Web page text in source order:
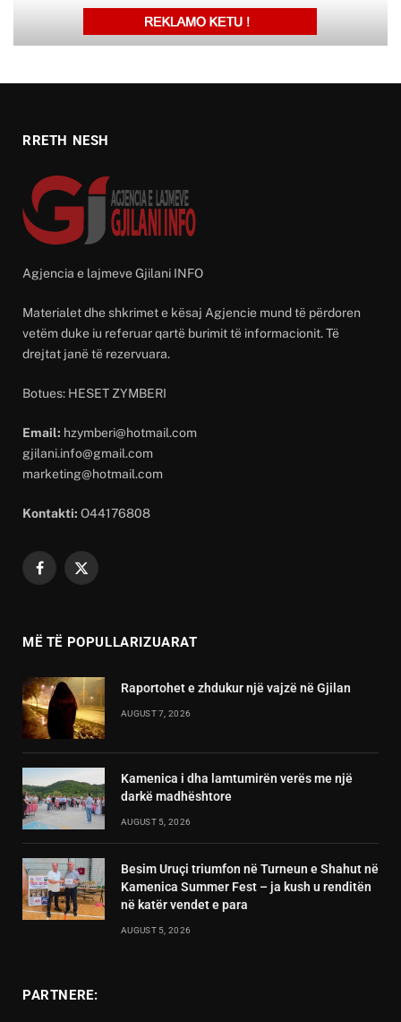
RRETH NESH
Agjencia e lajmeve Gjilani INFO
Materialet dhe shkrimet e kësaj Agjencie mund të përdoren
vetëm duke iu referuar qartë burimit të informacionit. Të
drejtat janë të rezervuara.
Botues: HESET ZYMBERI
Email: hzymberi@hotmail.com
gjilani.info@gmail.com
marketing@hotmail.com
Kontakti: O44176808
Facebook
X
MË TË POPULLARIZUARAT
Raportohet e zhdukur një vajzë në Gjilan
AUGUST 7, 2026
Kamenica i dha lamtumirën verës me një
darkë madhështore
AUGUST 5, 2026
Besim Uruçi triumfon në Turneun e Shahut në
Kamenica Summer Fest – ja kush u renditën
në katër vendet e para
AUGUST 5, 2026
PARTNERE: